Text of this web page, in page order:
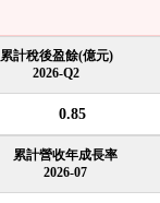
累計稅後盈餘(億元)
2026-Q2
0.85
累計營收年成長率
2026-07